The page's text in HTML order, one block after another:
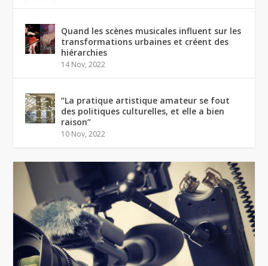
Quand les scènes musicales influent sur les
transformations urbaines et créent des
hiérarchies
14 Nov, 2022
“La pratique artistique amateur se fout
des politiques culturelles, et elle a bien
raison”
10 Nov, 2022